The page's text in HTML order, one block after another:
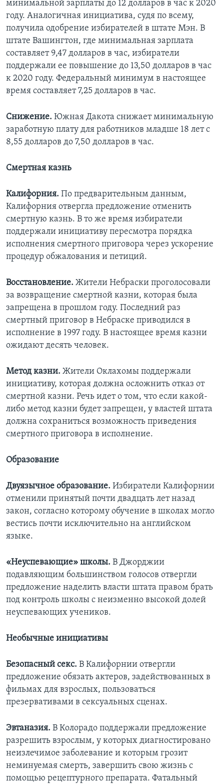
минимальной зарплаты до 12 долларов в час к 2020
году. Аналогичная инициатива, судя по всему,
получила одобрение избирателей в штате Мэн. В
штате Вашингтон, где минимальная зарплата
составляет 9,47 долларов в час, избиратели
поддержали ее повышение до 13,50 долларов в час
к 2020 году. Федеральный минимум в настоящее
время составляет 7,25 долларов в час.
Снижение. Южная Дакота снижает минимальную
заработную плату для работников младше 18 лет с
8,55 долларов до 7,50 долларов в час.
Смертная казнь
Калифорния. По предварительным данным,
Калифорния отвергла предложение отменить
смертную казнь. В то же время избиратели
поддержали инициативу пересмотра порядка
исполнения смертного приговора через ускорение
процедур обжалования и петиций.
Восстановление. Жители Небраски проголосовали
за возвращение смертной казни, которая была
запрещена в прошлом году. Последний раз
смертный приговор в Небраске приводился в
исполнение в 1997 году. В настоящее время казни
ожидают десять человек.
Метод казни. Жители Оклахомы поддержали
инициативу, которая должна осложнить отказ от
смертной казни. Речь идет о том, что если какой-
либо метод казни будет запрещен, у властей штата
должна сохраниться возможность приведения
смертного приговора в исполнение.
Образование
Двуязычное образование. Избиратели Калифорнии
отменили принятый почти двадцать лет назад
закон, согласно которому обучение в школах могло
вестись почти исключительно на английском
языке.
«Неуспевающие» школы. В Джорджии
подавляющим большинством голосов отвергли
предложение наделить власти штата правом брать
под контроль школы с неизменно высокой долей
неуспевающих учеников.
Необычные инициативы
Безопасный секс. В Калифорнии отвергли
предложение обязать актеров, задействованных в
фильмах для взрослых, пользоваться
презервативами в сексуальных сценах.
Эвтаназия. В Колорадо поддержали предложение
разрешить взрослым, у которых диагностировано
неизлечимое заболевание и которым грозит
неминуемая смерть, завершить свою жизнь с
помощью рецептурного препарата. Фатальный